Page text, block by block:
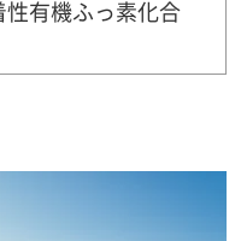
性有機ふっ素化合